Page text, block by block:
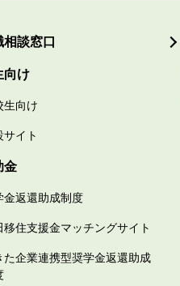
相談窓口
向け
生向け
サイト
金
金返還助成制度
移住支援金マッチングサイト
た企業連携型奨学金返還助成